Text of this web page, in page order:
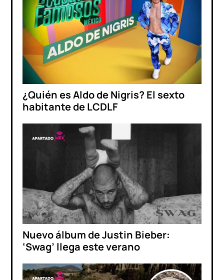
¿Quién es Aldo de Nigris? El sexto
habitante de LCDLF
Nuevo álbum de Justin Bieber:
‘Swag’ llega este verano